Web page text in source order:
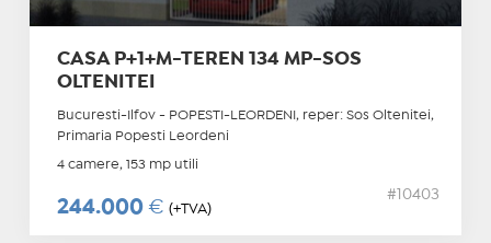
CASA P+1+M-TEREN 134 MP-SOS
OLTENITEI
Bucuresti-Ilfov - POPESTI-LEORDENI, reper: Sos Oltenitei,
Primaria Popesti Leordeni
4 camere, 153 mp utili
244.000 € (+TVA)
#10403